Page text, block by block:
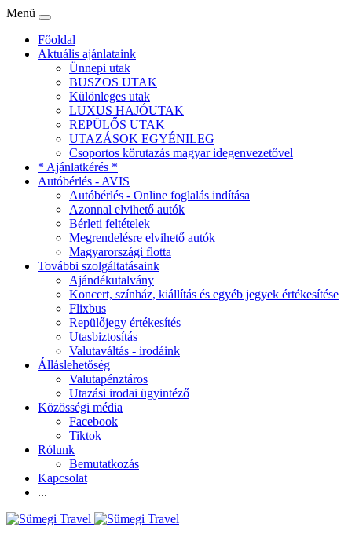
Menü
Főoldal
Aktuális ajánlataink
Ünnepi utak
BUSZOS UTAK
Különleges utak
LUXUS HAJÓUTAK
REPÜLŐS UTAK
UTAZÁSOK EGYÉNILEG
Csoportos körutazás magyar idegenvezetővel
* Ajánlatkérés *
Autóbérlés - AVIS
Autóbérlés - Online foglalás indítása
Azonnal elvihető autók
Bérleti feltételek
Megrendelésre elvihető autók
Magyarországi flotta
További szolgáltatásaink
Ajándékutalvány
Koncert, színház, kiállítás és egyéb jegyek értékesítése
Flixbus
Repülőjegy értékesítés
Utasbiztosítás
Valutaváltás - irodáink
Álláslehetőség
Valutapénztáros
Utazási irodai ügyintéző
Közösségi média
Facebook
Tiktok
Rólunk
Bemutatkozás
Kapcsolat
...